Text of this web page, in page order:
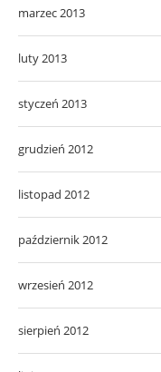
marzec 2013
luty 2013
styczeń 2013
grudzień 2012
listopad 2012
październik 2012
wrzesień 2012
sierpień 2012